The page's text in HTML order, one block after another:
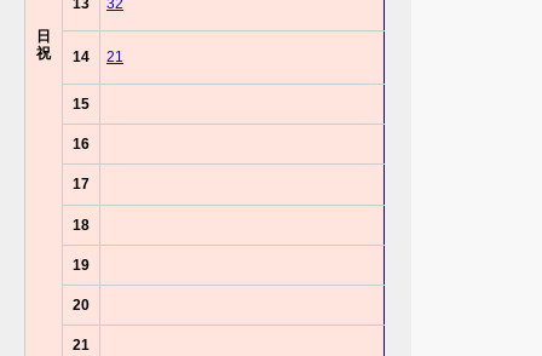
日
祝
13 32
14 21
15
16
17
18
19
20
21